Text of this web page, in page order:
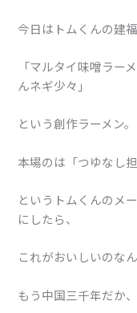
今日はトムくんの建
「マルタイ味噌ラー
んネギ少々」
という創作ラーメン。
本場のは「つゆなし
というトムくんのメ
にしたら、
これがおいしいのなん
もう中国三千年だか、